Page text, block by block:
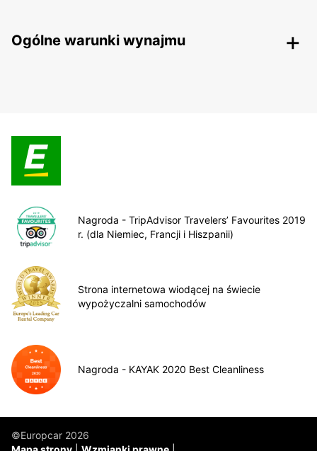
Ogólne warunki wynajmu
Nagroda - TripAdvisor Travelers’ Favourites 2019
r. (dla Niemiec, Francji i Hiszpanii)
Strona internetowa wiodącej na świecie
wypożyczalni samochodów
Nagroda - KAYAK 2020 Best Cleanliness
©Europcar 2026